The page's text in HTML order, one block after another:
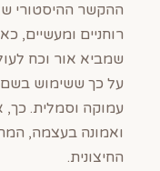
ההקשר ההיסטורי
רוחניים ומעשיים,
שמביא אור וכח
על כך ששימוש בשם
עמוקה וסמלית.
ואמונה בעצמה,
החיצונית.